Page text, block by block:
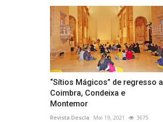
“Sítios Mágicos” de regresso a
Coimbra, Condeixa e
Montemor
Revista Descla Mai 19, 2021 3675